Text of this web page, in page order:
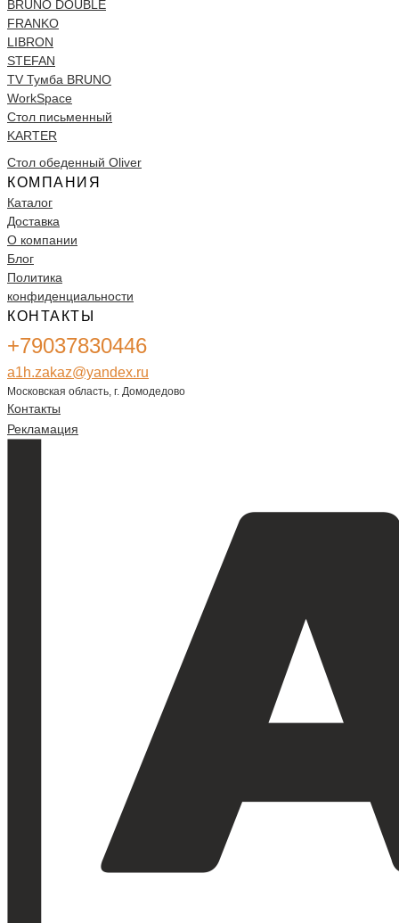
BRUNO DOUBLE
FRANKO
LIBRON
STEFAN
TV Тумба BRUNO
WorkSpace
Стол письменный
KARTER
Стол обеденный Oliver
КОМПАНИЯ
Каталог
Доставка
О компании
Блог
Политика
конфиденциальности
КОНТАКТЫ
+79037830446
a1h.zakaz@yandex.ru
Московская область, г. Домодедово
Контакты
Рекламация